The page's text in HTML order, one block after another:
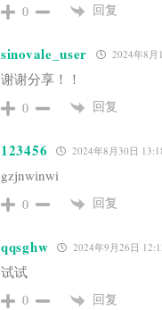
0 回复
sinovale_user 2024年8月
谢谢分享！！
0 回复
123456 2024年8月30日
gzjnwinwi
0 回复
qqsghw 2024年9月26日
试试
0 回复